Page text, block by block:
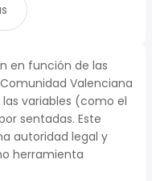
en función de las
Valenciana
las variables (como el
sentadas. Este
autoridad legal y
herramienta